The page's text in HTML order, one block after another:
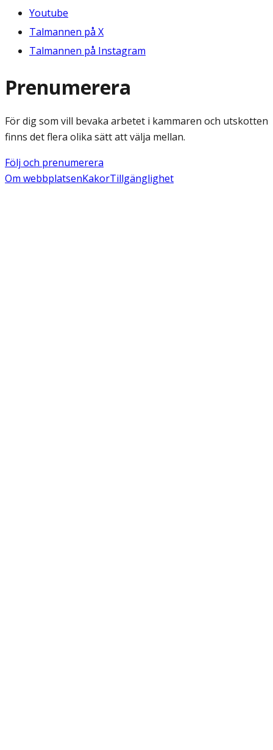
Youtube
Talmannen på X
Talmannen på Instagram
Prenumerera
För dig som vill bevaka arbetet i kammaren och utskotten
finns det flera olika sätt att välja mellan.
Följ och prenumerera
Om webbplatsenKakorTillgänglighet